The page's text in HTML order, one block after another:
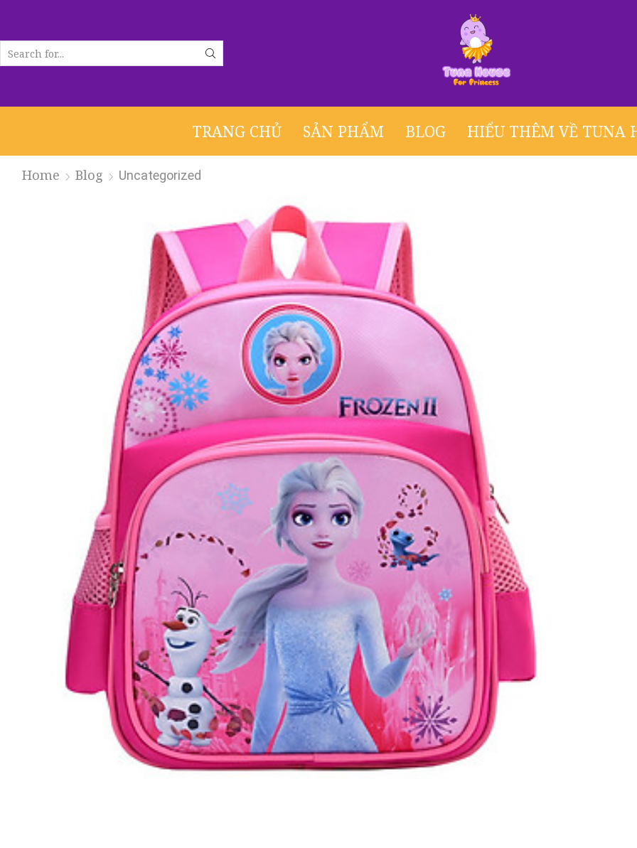
TRANG CHỦ SẢN PHẨM BLOG HIỂU THÊM VỀ TUNA
Home Blog Uncategorized